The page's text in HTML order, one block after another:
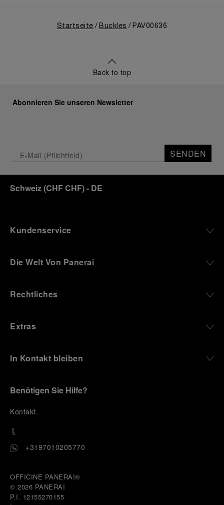
Startseite Buckles PAV00636
Back to top
Abonnieren Sie unseren Newsletter
SENDEN
Schweiz(CHF CHF)- DE
Kundenservice
Die Welt Von Panerai
Rechtliches
Extras
In Kontakt bleiben
Benötigen Sie Hilfe?
Kontakt.
+3197010205770
OFFICINE PANERAI®
© 2026 PANERAI
P.I. 12155270155